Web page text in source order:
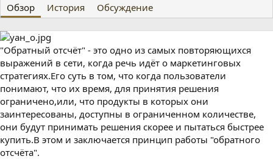
т
о
р
т
а
с
з
д
а
н
и
я
Обзор История Обсуждение
"Обратный отсчёт" - это одно из самых повторяющихся
выражений в сети, когда речь идёт о маркетинговых
стратегиях.Его суть в том, что когда пользователи
понимают, что их время, для принятия решения
ограничено,или, что продукты в которых они
заинтересованы, доступны в ограниченном количестве,
они будут принимать решения скорее и пытаться быстрее
купить.В этом и заключается принцип работы "обратного
отсчёта".